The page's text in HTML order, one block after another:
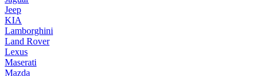
Jeep
KIA
Lamborghini
Land Rover
Lexus
Maserati
Mazda